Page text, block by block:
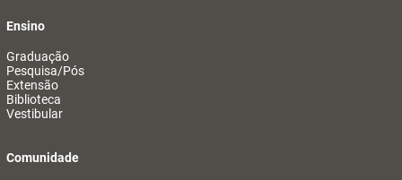
Ensino
Graduação
Pesquisa/Pós
Extensão
Biblioteca
Vestibular
Comunidade